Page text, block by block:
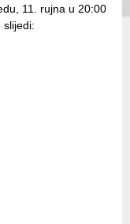
11. rujna u 20:00
slijedi: